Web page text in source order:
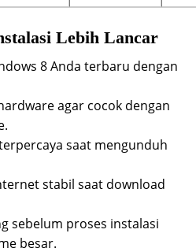
Lebih Lancar
8 Anda terbaru dengan
agar cocok dengan
saat mengunduh
stabil saat download
sebelum proses instalasi
besar.